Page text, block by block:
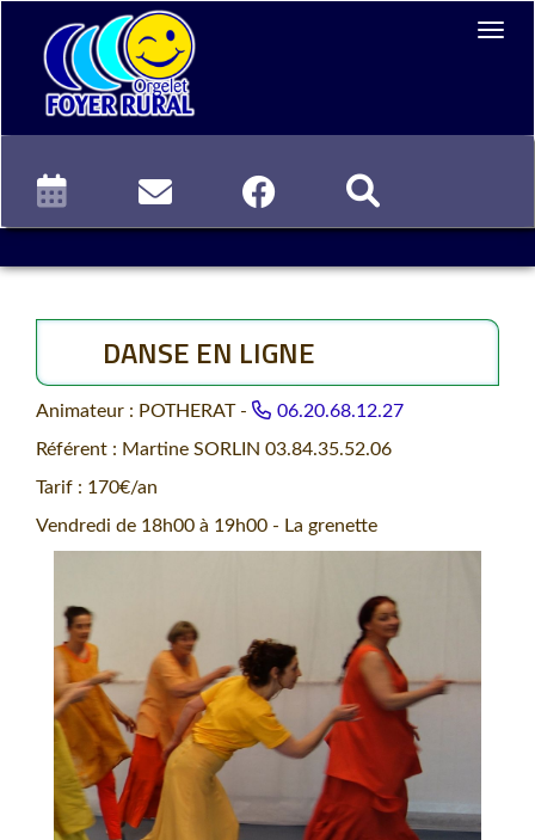
DANSE EN LIGNE
Animateur : POTHERAT -
06.20.68.12.27
Référent : Martine SORLIN 03.84.35.52.06
Tarif : 170€/an
Vendredi de 18h00 à 19h00 - La grenette